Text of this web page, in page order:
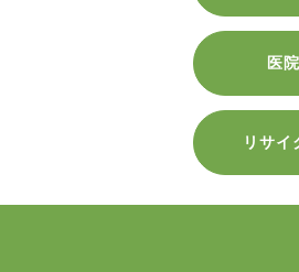
医
リサ